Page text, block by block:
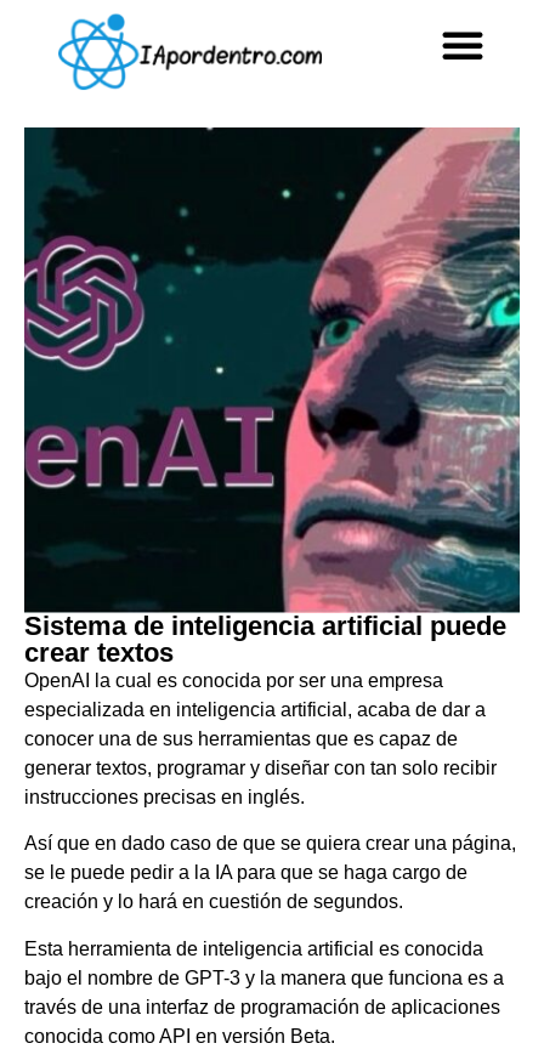
Sistema de inteligencia artificial puede
crear textos
OpenAI la cual es conocida por ser una empresa
especializada en inteligencia artificial, acaba de dar a
conocer una de sus herramientas que es capaz de
generar textos, programar y diseñar con tan solo recibir
instrucciones precisas en inglés.
Así que en dado caso de que se quiera crear una página,
se le puede pedir a la IA para que se haga cargo de
creación y lo hará en cuestión de segundos.
Esta herramienta de inteligencia artificial es conocida
bajo el nombre de GPT-3 y la manera que funciona es a
través de una interfaz de programación de aplicaciones
conocida como API en versión Beta.